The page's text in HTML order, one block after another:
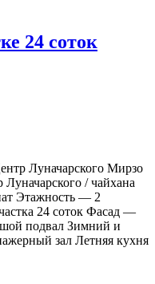
24 соток
Луначарского Мирзо
/ чайхана
Этажность — 2
24 соток Фасад —
подвал Зимний и
зал Летняя кухня